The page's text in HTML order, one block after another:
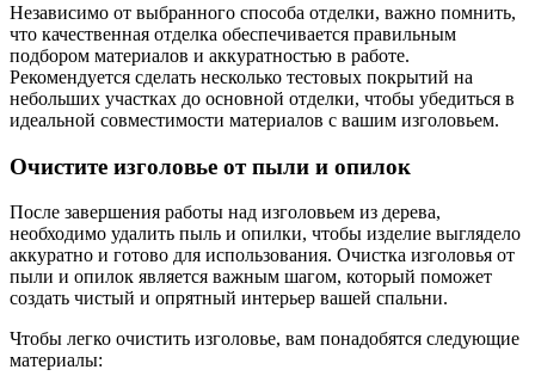
Независимо от выбранного способа отделки, важно помнить,
что качественная отделка обеспечивается правильным
подбором материалов и аккуратностью в работе.
Рекомендуется сделать несколько тестовых покрытий на
небольших участках до основной отделки, чтобы убедиться в
идеальной совместимости материалов с вашим изголовьем.
Очистите изголовье от пыли и опилок
После завершения работы над изголовьем из дерева,
необходимо удалить пыль и опилки, чтобы изделие выглядело
аккуратно и готово для использования. Очистка изголовья от
пыли и опилок является важным шагом, который поможет
создать чистый и опрятный интерьер вашей спальни.
Чтобы легко очистить изголовье, вам понадобятся следующие
материалы: